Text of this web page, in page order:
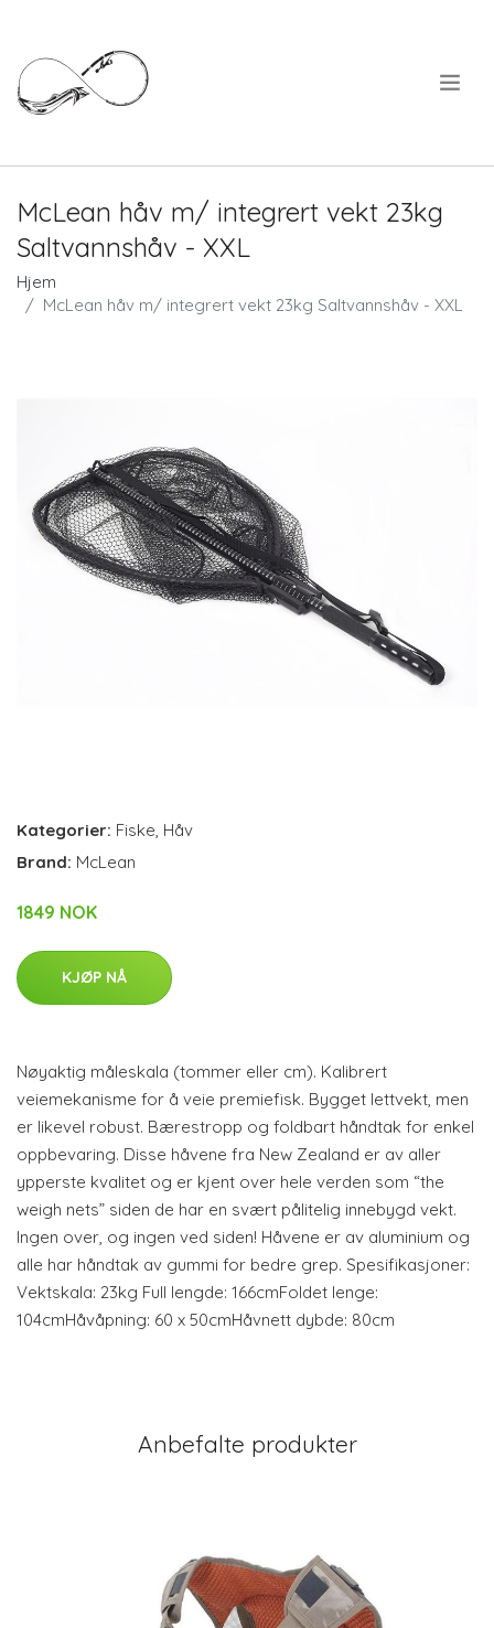
McLean håv m/ integrert vekt 23kg
Saltvannshåv - XXL
Hjem
McLean håv m/ integrert vekt 23kg Saltvannshåv - XXL
Kategorier: Fiske, Håv
Brand: McLean
1849 NOK
KJØP NÅ
Nøyaktig måleskala (tommer eller cm). Kalibrert
veiemekanisme for å veie premiefisk. Bygget lettvekt, men
er likevel robust. Bærestropp og foldbart håndtak for enkel
oppbevaring. Disse håvene fra New Zealand er av aller
ypperste kvalitet og er kjent over hele verden som “the
weigh nets” siden de har en svært pålitelig innebygd vekt.
Ingen over, og ingen ved siden! Håvene er av aluminium og
alle har håndtak av gummi for bedre grep. Spesifikasjoner:
Vektskala: 23kg Full lengde: 166cmFoldet lenge:
104cmHåvåpning: 60 x 50cmHåvnett dybde: 80cm
Anbefalte produkter